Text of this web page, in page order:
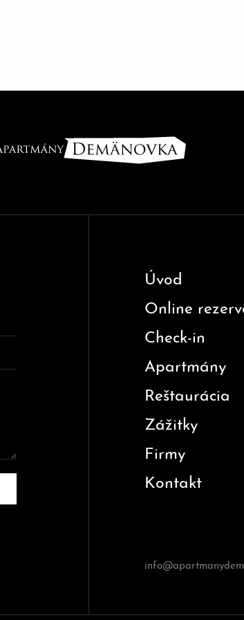
Úvod
Online
Check-in
Apartmány
Reštaurácia
Zážitky
Firmy
Kontakt